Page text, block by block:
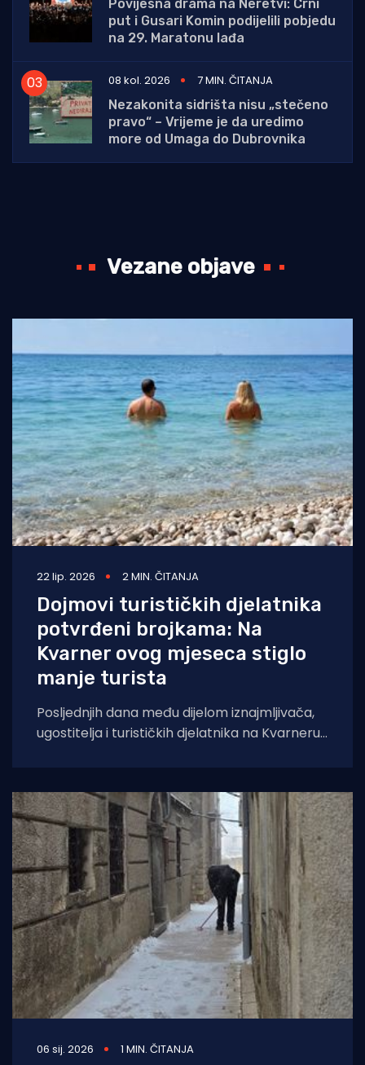
Povijesna drama na Neretvi: Crni
put i Gusari Komin podijelili pobjedu
na 29. Maratonu lađa
08 kol. 2026
7 MIN. ČITANJA
Nezakonita sidrišta nisu „stečeno
pravo“ – Vrijeme je da uredimo
more od Umaga do Dubrovnika
Vezane objave
22 lip. 2026 2 MIN. ČITANJA
Dojmovi turističkih djelatnika
potvrđeni brojkama: Na
Kvarner ovog mjeseca stiglo
manje turista
Posljednjih dana među dijelom iznajmljivača,
ugostitelja i turističkih djelatnika na Kvarneru
06 sij. 2026 1 MIN. ČITANJA